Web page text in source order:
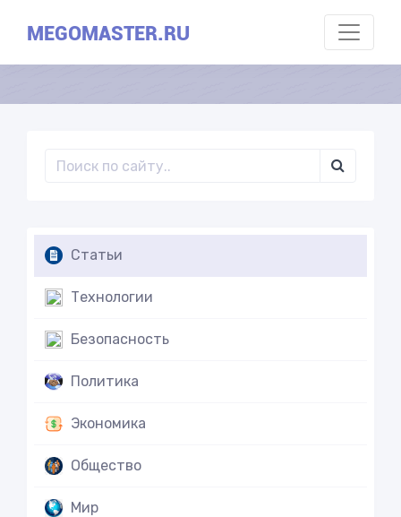
MEGOMASTER.RU
Статьи
Технологии
Безопасность
Политика
Экономика
Общество
Мир